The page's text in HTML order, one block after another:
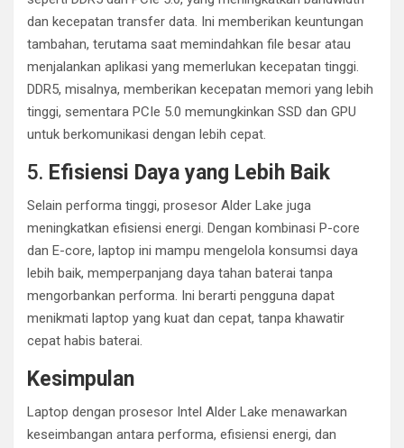
dan kecepatan transfer data. Ini memberikan keuntungan
tambahan, terutama saat memindahkan file besar atau
menjalankan aplikasi yang memerlukan kecepatan tinggi.
DDR5, misalnya, memberikan kecepatan memori yang lebih
tinggi, sementara PCIe 5.0 memungkinkan SSD dan GPU
untuk berkomunikasi dengan lebih cepat.
5. Efisiensi Daya yang Lebih Baik
Selain performa tinggi, prosesor Alder Lake juga
meningkatkan efisiensi energi. Dengan kombinasi P-core
dan E-core, laptop ini mampu mengelola konsumsi daya
lebih baik, memperpanjang daya tahan baterai tanpa
mengorbankan performa. Ini berarti pengguna dapat
menikmati laptop yang kuat dan cepat, tanpa khawatir
cepat habis baterai.
Kesimpulan
Laptop dengan prosesor Intel Alder Lake menawarkan
keseimbangan antara performa, efisiensi energi, dan